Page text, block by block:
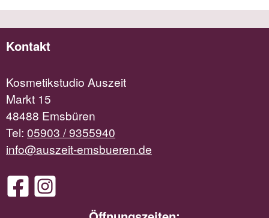
Kontakt
Kosmetikstudio Auszeit
Markt 15
48488 Emsbüren
Tel: 05903 / 9355940
info@auszeit-emsbueren.de